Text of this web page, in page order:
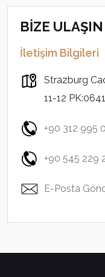
BİZE ULAŞIN
İletişim Bilgileri
Strazburg
11-12
+90 312 995
+90 545 229
E-Posta